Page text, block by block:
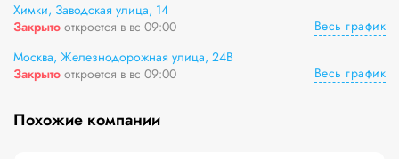
Химки, Заводская улица, 14
Закрыто откроется в вс 09:00
Весь график
Москва, Железнодорожная улица, 24В
Закрыто откроется в вс 09:00 Весь график
Похожие компании